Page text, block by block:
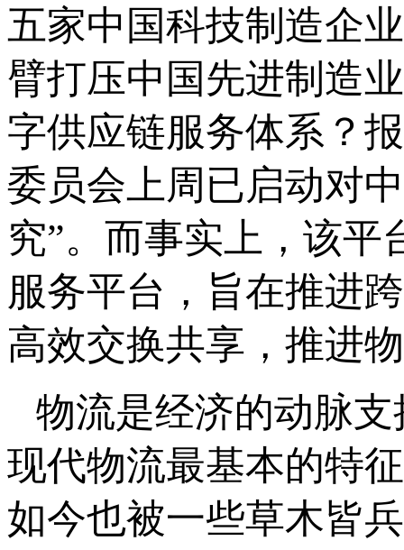
五家中国科技制造企
臂打压中国先进制造
字供应链服务体系？
委员会上周已启动对
究”。而事实上，该平
服务平台，旨在推进
高效交换共享，推进
物流是经济的动脉
现代物流最基本的特
如今也被一些草木皆